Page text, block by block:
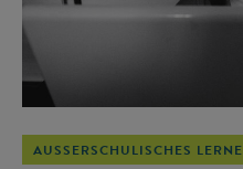
AUSSERSCHULISCHES LERNEN